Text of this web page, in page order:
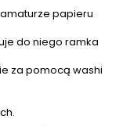
papieru
do niego ramka
za pomocą washi